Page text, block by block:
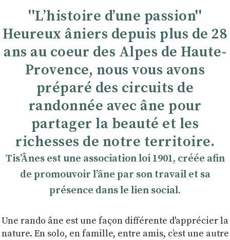
''Lʼhistoire dʼune passion''
Heureux âniers depuis plus de 28
ans au coeur des Alpes de Haute-
Provence, nous vous avons
préparé des circuits de
randonnée avec âne pour
partager la beauté et les
richesses de notre territoire.
TisʼÂnes est une association loi 1901, créée afin
de promouvoir lʼâne par son travail et sa
présence dans le lien social.
Une rando âne est une façon différente d'apprécier la
nature. En solo, en famille, entre amis, cʼest une autre